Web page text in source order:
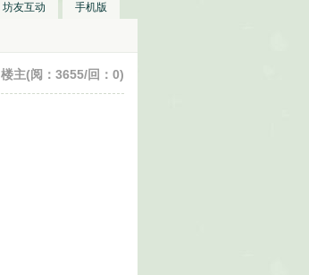
坊友互动 手机版
楼主(阅：3655/回：0)